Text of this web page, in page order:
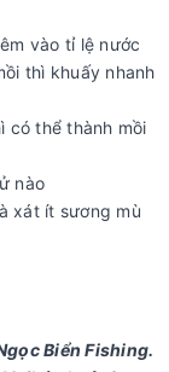
vào tỉ lệ nước
thì khuấy nhanh
có thể thành mồi
nào
xát ít sương mù
Biển Fishing.